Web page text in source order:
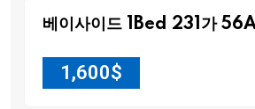
베이사이드 1Bed 231가
1,600$